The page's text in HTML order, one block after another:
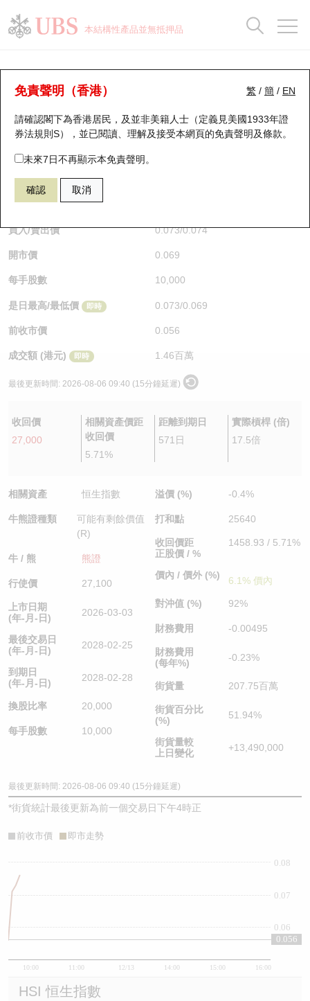
本結構性產品並無抵押品
繁 / 簡 / EN
免責聲明（香港）
請確認閣下為香港居民，及並非美籍人士（定義見美國1933年證
券法規則S），並已閱讀、理解及接受本網頁的免責聲明及條款。
未來7日不再顯示本免責聲明。
確認 取消
牛熊證分析儀
表現 街貨統計 比較
67172 瑞銀熊證 HSI 恒生指數
$0.073 0.017
買入/賣出價 0.073/0.074
開市價 0.069
每手股數 10,000
是日最高/最低價 即時 0.073/0.069
前收市價 0.056
成交額 (港元) 即時 1.46百萬
最後更新時間: 2026-08-06 09:40 (15分鐘延遲)
收回價
27,000
相關資產價距
收回價
5.71%
距離到期日
571日
實際槓桿 (倍)
17.5倍
相關資產 恒生指數
牛熊證種類
可能有剩餘價值
(R)
牛 / 熊 熊證
行使價 27,100
上市日期
(年-月-日)
2026-03-03
最後交易日
(年-月-日)
2028-02-25
到期日
(年-月-日)
2028-02-28
換股比率 20,000
每手股數 10,000
溢價 (%) -0.4%
打和點 25640
收回價距
正股價 / %
1458.93 / 5.71%
價內 / 價外 (%) 6.1% 價內
對沖值 (%) 92%
財務費用 -0.00495
財務費用
(每年%)
-0.23%
街貨量 207.75百萬
街貨百分比
(%)
51.94%
街貨量較
上日變化
+13,490,000
最後更新時間: 2026-08-06 09:40 (15分鐘延遲)
*街貨統計最後更新為前一個交易日下午4時正
前收市價 即市走勢
10:00 11:00 12/13 14:00 15:00 16:00
0.06
0.07
0.08
0.056
HSI 恒生指數
瑞銀認股證一覽
新發行瑞銀認股證
即將到期認股證
認股證到期結算價查詢
認股證分析儀
認股證速算機
認股證/牛熊證日誌
認股證文件及公告
街貨統計
比較
牛熊全景快搜
牛熊證搜尋
牛熊證街貨分佈圖
正股牛熊證列表
新發行瑞銀牛熊證
已收回牛熊證剩餘價值
牛熊證到期結算價查詢
牛熊證分析儀
牛熊證文件及公告
街貨統計
比較
十大升幅/跌幅
十大認股證成交分佈
十天股證佔大市成交
資金流
街貨統計
三十大平均引伸波幅
正股分析儀
二十大活躍股份
恒指成份股
國指成份股
科指成份股
相關資產沽空
中資ETFs溢價比較
AH 股價對照
持股比重
顯示所有持股比重
每月輪證大市專題
輪證專欄
講座及教育短片
認股證投資者教育
牛熊證投資者教育
認股證牛熊證常問問題